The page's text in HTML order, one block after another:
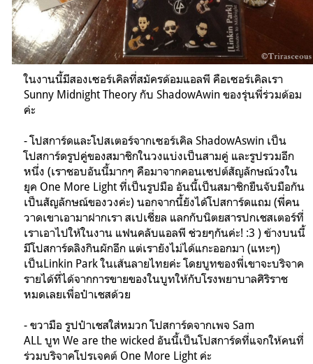
ในงานนี้มีสองเซอร์เคิลที่สมัครด้อมแอลพี คือเซอร์เคิลเรา
Sunny Midnight Theory กับ ShadowAwin ของรุ่นพี่ร่วมด้อม
ค่ะ
- โปสการ์ดและโปสเตอร์จากเซอร์เคิล ShadowAswin เป็น
โปสการ์ดรูปคู่ของสมาชิกในวงแบ่งเป็นสามคู่ และรูปรวมอีก
หนึ่ง (เราชอบอันนี้มากๆ คือมาจากคอนเซปต์สัญลักษณ์วงใน
ยุค One More Lightที่เป็นรูปมือ อันนี้เป็นสมาชิกยืนจับมือกัน
เป็นสัญลักษณ์ของวงค่ะ) นอกจากนี้ยังได้โปสการ์ดแถม (พี่คน
วาดเขาเอามาฝากเรา สเปเชี่ยล แลกกับนิตยสารปกเชสเตอร์ที่
เราเอาไปให้ในงาน แฟนคลับแอลพี ช่วยๆกันค่ะ! :3 ) ข้างบนนี้
มีโปสการ์ดลิงกินผักอีก แต่เรายังไม่ได้แกะออกมา (แหะๆ)
เป็นLinkin Park ในเส้นลายไทยค่ะโดยบูทของพี่เขาจะบริจาค
รายได้ที่ได้จากการขายของในบูทให้กับโรงพยาบาลศิริราช
หมดเลยเพื่อป๋าเชสด้วย
- ขวามือ รูปป๋าเชสใส่หมวก โปสการ์ดจากเพจ Sam
ALL บูท We are the wicked อันนี้เป็นโปสการ์ดที่แจกให้คนที่
ร่วมบริจาคโปรเจคต์ One More Light ค่ะ